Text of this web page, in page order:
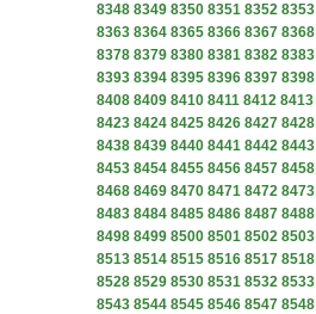
8348 8349 8350 8351 8352 8353
8363 8364 8365 8366 8367 8368
8378 8379 8380 8381 8382 8383
8393 8394 8395 8396 8397 8398
8408 8409 8410 8411 8412 8413
8423 8424 8425 8426 8427 8428
8438 8439 8440 8441 8442 8443
8453 8454 8455 8456 8457 8458
8468 8469 8470 8471 8472 8473
8483 8484 8485 8486 8487 8488
8498 8499 8500 8501 8502 8503
8513 8514 8515 8516 8517 8518
8528 8529 8530 8531 8532 8533
8543 8544 8545 8546 8547 8548